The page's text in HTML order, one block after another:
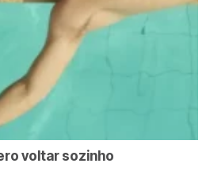
voltar sozinho